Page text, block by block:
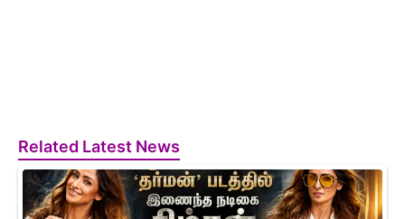
Related Latest News